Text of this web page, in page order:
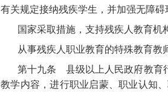
有关规定接纳残疾学生，并加强无障
国家采取措施，支持残疾人教育机
从事残疾人职业教育的特殊教育教
第十九条 县级以上人民政府教育
教学内容，进行职业启蒙、职业认知